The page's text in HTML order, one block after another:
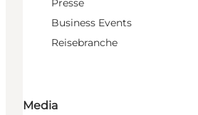
Presse
Business Events
Reisebranche
Media